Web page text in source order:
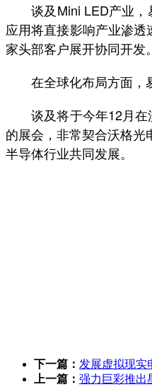
谈及Mini LED产业，
应用将直接影响产业渗
家头部客户展开协同开发
在全球化布局方面，易
谈及将于今年12月在
的展会，非常契合沃格光
半导体行业共同发展。
下一篇： 发展虚拟现实
上一篇： 强力巨彩推出